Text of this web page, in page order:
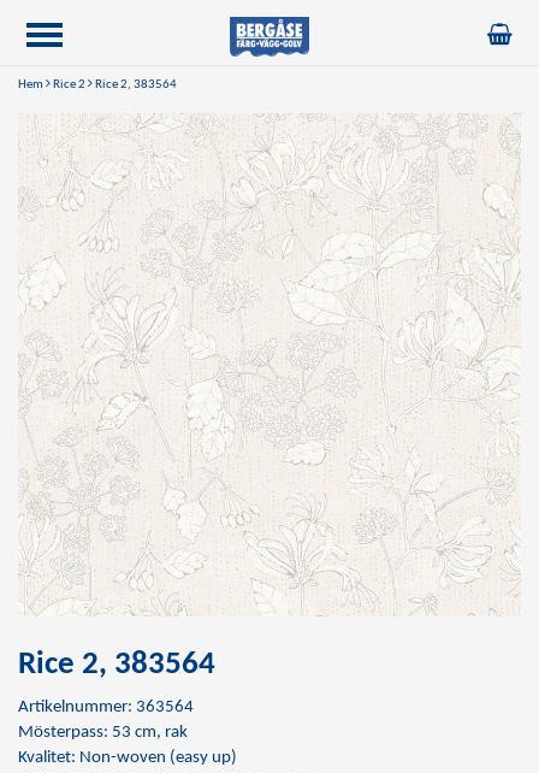
Hem Rice 2 Rice 2, 383564
Rice 2, 383564
Artikelnummer: 363564
Mösterpass: 53 cm, rak
Kvalitet: Non-woven (easy up)